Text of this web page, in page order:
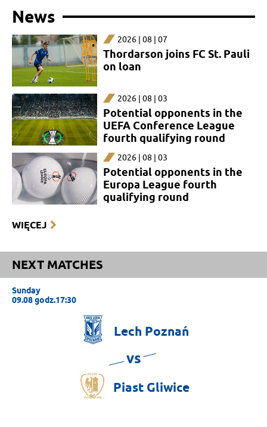
News
2026 | 08 | 07
Thordarson joins FC St. Pauli
on loan
2026 | 08 | 03
Potential opponents in the
UEFA Conference League
fourth qualifying round
2026 | 08 | 03
Potential opponents in the
Europa League fourth
qualifying round
WIĘCEJ
NEXT MATCHES
Sunday
09.08 godz.17:30
Lech Poznań
vs
Piast Gliwice